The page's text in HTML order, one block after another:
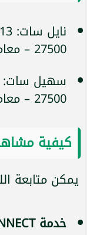
27500 – معامل تصحيح الخطأ 3/4.
27500 – معامل تصحيح الخطأ 2/3.
كيفية
يمكن متابعة
خدمة beIN CONNECT